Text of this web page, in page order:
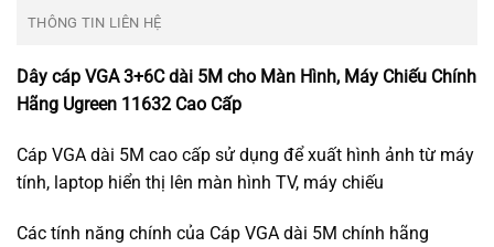
THÔNG TIN LIÊN HỆ
Dây cáp VGA 3+6C dài 5M cho Màn Hình, Máy Chiếu Chính
Hãng Ugreen 11632 Cao Cấp
Cáp VGA dài 5M cao cấp sử dụng để xuất hình ảnh từ máy
tính, laptop hiển thị lên màn hình TV, máy chiếu
Các tính năng chính của Cáp VGA dài 5M chính hãng